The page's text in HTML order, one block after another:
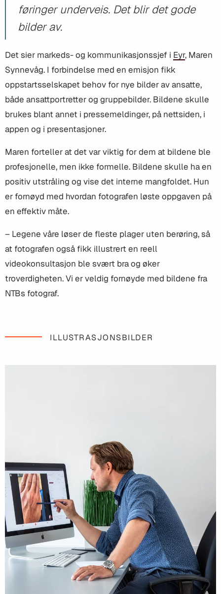
føringer underveis. Det blir det gode
bilder av.
Det sier markeds- og kommunikasjonssjef i Eyr, Maren
Synnevåg. I forbindelse med en emisjon fikk
oppstartsselskapet behov for nye bilder av ansatte,
både ansattportretter og gruppebilder. Bildene skulle
brukes blant annet i pressemeldinger, på nettsiden, i
appen og i presentasjoner.
Maren forteller at det var viktig for dem at bildene ble
profesjonelle, men ikke formelle. Bildene skulle ha en
positiv utstråling og vise det interne mangfoldet. Hun
er fornøyd med hvordan fotografen løste oppgaven på
en effektiv måte.
– Legene våre løser de fleste plager uten berøring, så
at fotografen også fikk illustrert en reell
videokonsultasjon ble svært bra og øker
troverdigheten. Vi er veldig fornøyde med bildene fra
NTBs fotograf.
ILLUSTRASJONSBILDER